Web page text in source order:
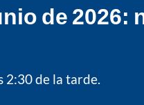
de 2026:
2:30 de la tarde.